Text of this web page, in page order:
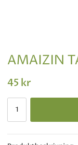
AMAIZIN
45 kr